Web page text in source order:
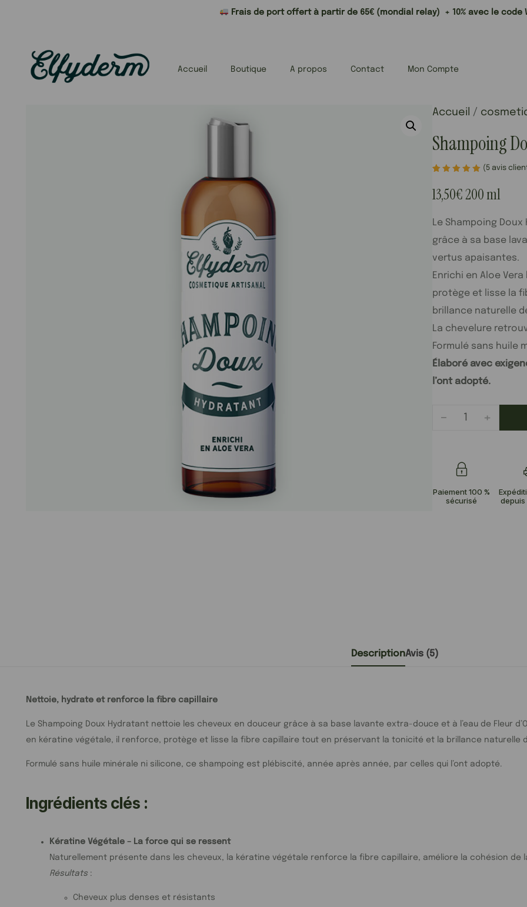
Frais de port offert à partir de 65€ (mondial relay) + 10% avec le code
Accueil Boutique A propos Contact Mon Compte
Accueil /
Shampoing
5.00sur
5 basé
sur
client
( 5avis
13,50€200 ml
Le Shampoing
grâce à sa base
vertus apaisantes.
Enrichi en Aloe
protège et lisse la
brillance naturelle
La chevelure
Formulé sans huile
Élaboré avec
l’ont adopté.
+
-
Paiement 100 %
sécurisé
depuis
DescriptionAvis (5)
Nettoie, hydrate et renforce la fibre capillaire
Le Shampoing Doux Hydratant nettoie les cheveux en douceur grâce à sa base lavante extra-douce et à l’eau de Fleur
en kératine végétale, il renforce, protège et lisse la fibre capillaire tout en préservant la tonicité et la brillance naturelle
Formulé sans huile minérale ni silicone, ce shampoing est plébiscité, année après année, par celles qui l’ont adopté.
Ingrédients clés :
Kératine Végétale – La force qui se ressent
Naturellement présente dans les cheveux, la kératine végétale renforce la fibre capillaire, améliore la cohésion de
Résultats:
Cheveux plus denses et résistants